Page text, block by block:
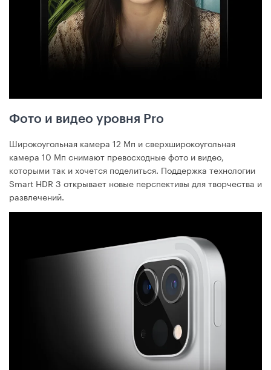
Фото и видео уровня Pro
Широкоугольная камера 12 Мп и сверхширокоугольная
камера 10 Мп снимают превосходные фото и видео,
которыми так и хочется поделиться. Поддержка технологии
Smart HDR 3 открывает новые перспективы для творчества и
развлечений.